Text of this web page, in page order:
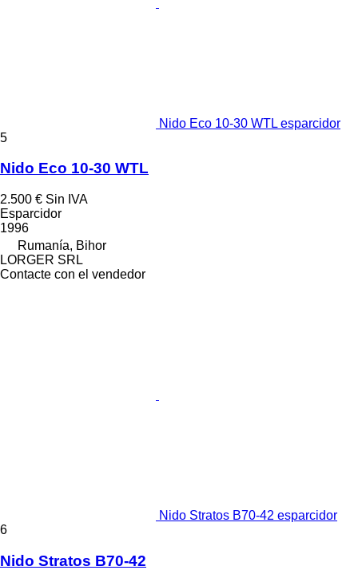
Nido Eco 10-30 WTL esparcidor
5
Nido Eco 10-30 WTL
2.500 € Sin IVA
Esparcidor
1996
Rumanía, Bihor
LORGER SRL
Contacte con el vendedor
Nido Stratos B70-42 esparcidor
6
Nido Stratos B70-42